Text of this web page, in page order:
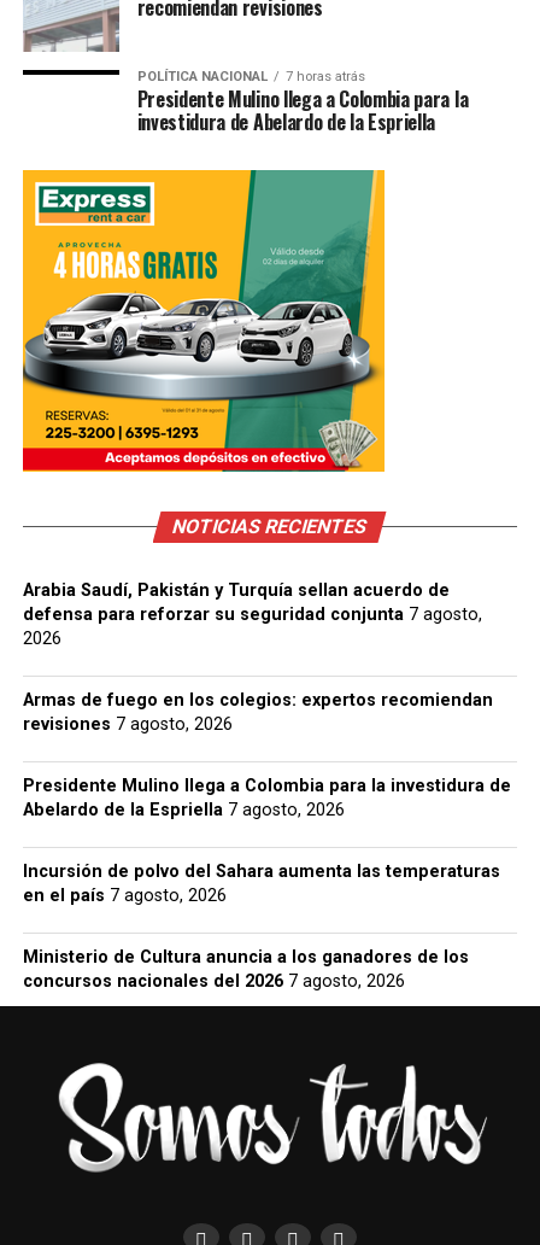
recomiendan revisiones
POLÍTICA NACIONAL 7 horas atrás
Presidente Mulino llega a Colombia para la
investidura de Abelardo de la Espriella
NOTICIAS RECIENTES
Arabia Saudí, Pakistán y Turquía sellan acuerdo de
defensa para reforzar su seguridad conjunta 7 agosto,
2026
Armas de fuego en los colegios: expertos recomiendan
revisiones 7 agosto, 2026
Presidente Mulino llega a Colombia para la investidura de
Abelardo de la Espriella 7 agosto, 2026
Incursión de polvo del Sahara aumenta las temperaturas
en el país 7 agosto, 2026
Ministerio de Cultura anuncia a los ganadores de los
concursos nacionales del 2026 7 agosto, 2026